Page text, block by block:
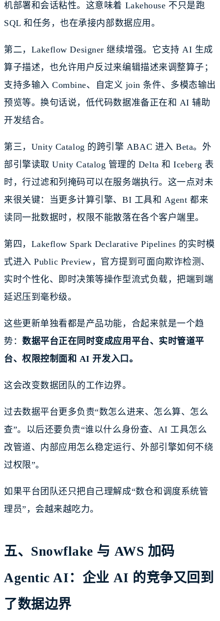
机部署和会话粘性。这意味着 Lakehouse 不只是跑
SQL 和任务，也在承接内部数据应用。
第二，Lakeflow Designer 继续增强。它支持 AI 生成
算子描述，也允许用户反过来编辑描述来调整算子；
支持多输入 Combine、自定义 join 条件、多模态输出
预览等。换句话说，低代码数据准备正在和 AI 辅助
开发结合。
第三，Unity Catalog 的跨引擎 ABAC 进入 Beta。外
部引擎读取 Unity Catalog 管理的 Delta 和 Iceberg 表
时，行过滤和列掩码可以在服务端执行。这一点对未
来很关键：当更多计算引擎、BI 工具和 Agent 都来
读同一批数据时，权限不能散落在各个客户端里。
第四，Lakeflow Spark Declarative Pipelines 的实时模
式进入 Public Preview，官方提到可面向欺诈检测、
实时个性化、即时决策等操作型流式负载，把端到端
延迟压到毫秒级。
这些更新单独看都是产品功能，合起来就是一个趋
势：数据平台正在同时变成应用平台、实时管道平
台、权限控制面和 AI 开发入口。
这会改变数据团队的工作边界。
过去数据平台更多负责“数怎么进来、怎么算、怎么
查”。以后还要负责“谁以什么身份查、AI 工具怎么
改管道、内部应用怎么稳定运行、外部引擎如何不绕
过权限”。
如果平台团队还只把自己理解成“数仓和调度系统管
理员”，会越来越吃力。
五、Snowflake 与 AWS 加码
Agentic AI：企业 AI 的竞争又回到
了数据边界